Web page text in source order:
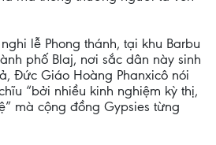
lễ Phong thánh, tại khu Barbu
phố Blaj, nơi sắc dân này sinh
Đức Giáo Hoàng Phanxicô nói
“bởi nhiều kinh nghiệm kỳ thị,
mà cộng đồng Gypsies từng